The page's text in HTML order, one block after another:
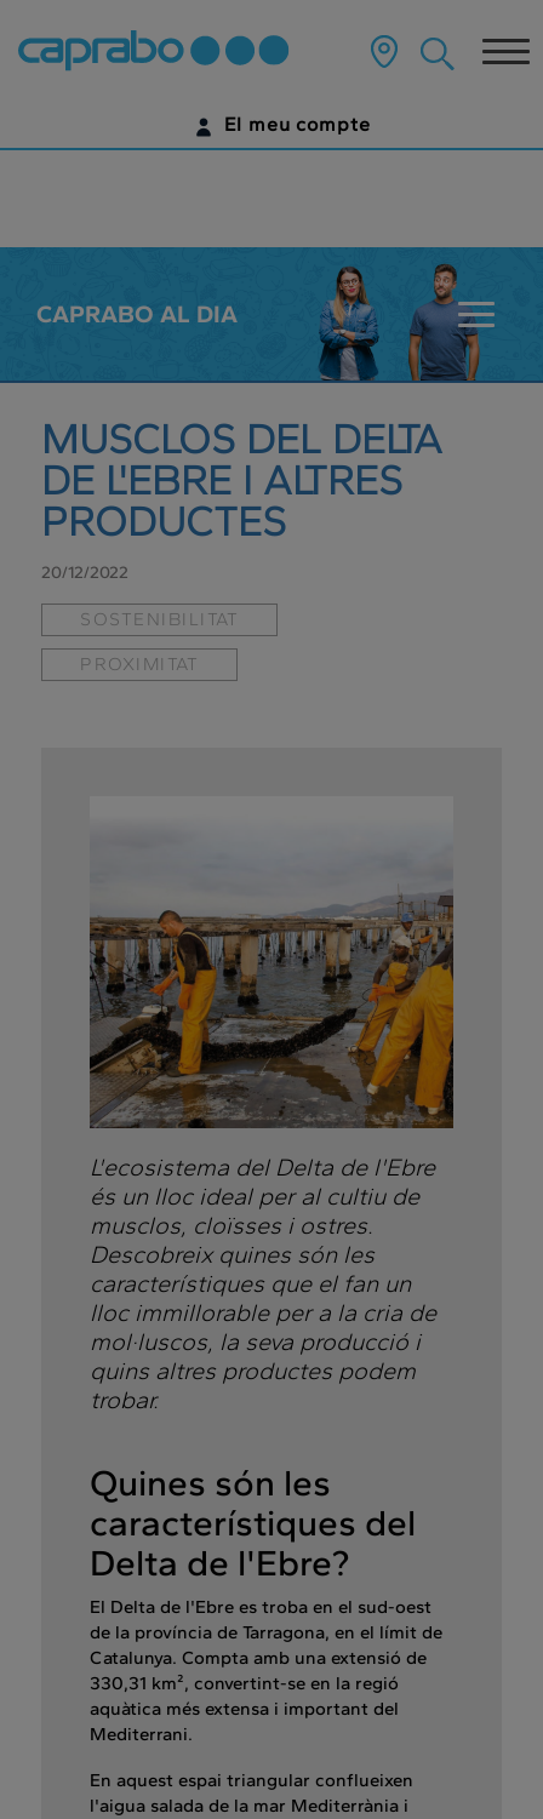
label.access.jump.content???
El meu compte
ENCARA NO TENS UN COMPTE DIGITAL?
COMENÇA AQUÍ
CAPRABO AL DIA
???
MUSCLOS DEL DELTA
DE L'EBRE I ALTRES
PRODUCTES
20/12/2022
SOSTENIBILITAT
PROXIMITAT
L'ecosistema del Delta de l'Ebre
és un lloc ideal per al cultiu de
musclos, cloïsses i ostres.
Descobreix quines són les
característiques que el fan un
lloc immillorable per a la cria de
mol·luscos, la seva producció i
quins altres productes podem
trobar.
Quines són les
característiques del
Delta de l'Ebre?
El Delta de l'Ebre es troba en el sud-oest
de la província de Tarragona, en el límit de
Catalunya. Compta amb una extensió de
330,31 km², convertint-se en la regió
aquàtica més extensa i important del
Mediterrani.
En aquest espai triangular conflueixen
l'aigua salada de la mar Mediterrània i